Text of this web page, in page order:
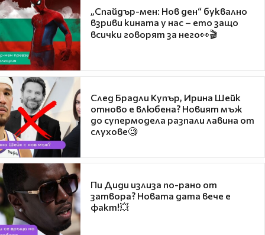
„Спайдър-мен: Нов ден“ буквално
взриви кината у нас – ето защо
всички говорят за него👀🎬
След Брадли Купър, Ирина Шейк
отново е влюбена? Новият мъж
до супермодела разпали лавина от
слухове🧐
Пи Диди излиза по-рано от
затвора? Новата дата вече е
факт!💥